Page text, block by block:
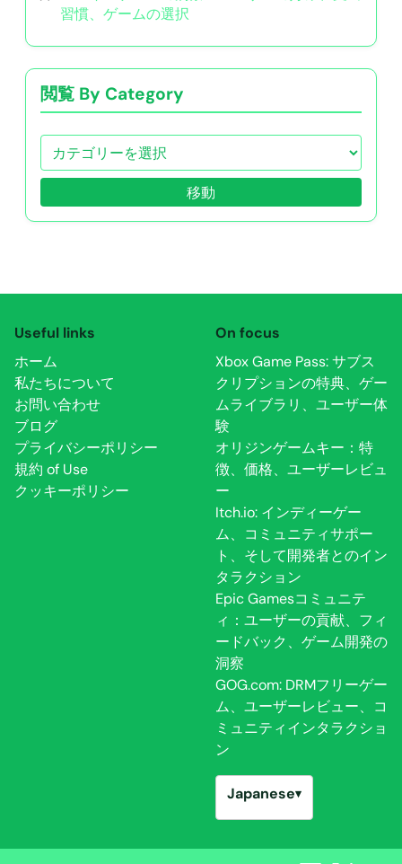
習慣、ゲームの選択
閲覧 By Category
移動
Useful links
ホーム
私たちについて
お問い合わせ
ブログ
プライバシーポリシー
規約 of Use
クッキーポリシー
On focus
Xbox Game Pass: サブス
クリプションの特典、ゲー
ムライブラリ、ユーザー体
験
オリジンゲームキー：特
徴、価格、ユーザーレビュ
ー
Itch.io: インディーゲー
ム、コミュニティサポー
ト、そして開発者とのイン
タラクション
Epic Gamesコミュニテ
ィ：ユーザーの貢献、フィ
ードバック、ゲーム開発の
洞察
GOG.com: DRMフリーゲー
ム、ユーザーレビュー、コ
ミュニティインタラクショ
ン
Japanese▾